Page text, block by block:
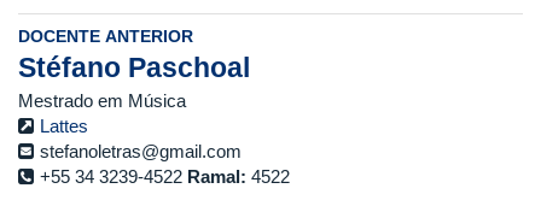
DOCENTE ANTERIOR
Stéfano Paschoal
Mestrado em Música
Lattes
stefanoletras@gmail.com
+55 34 3239-4522 Ramal: 4522